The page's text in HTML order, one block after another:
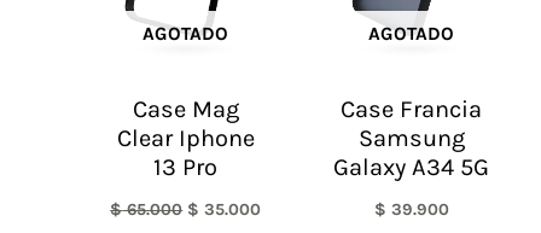
AGOTADO
Case Mag
Clear Iphone
13 Pro
$65.000 $ 35.000
AGOTADO
Case Francia
Samsung
Galaxy A34 5G
$ 39.900